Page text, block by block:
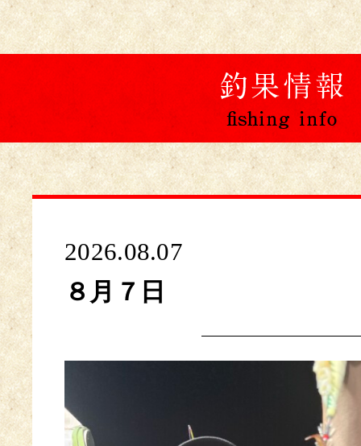
2026.08.07
８月７日